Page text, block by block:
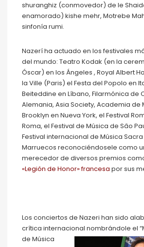
shuranghiz (conmovedor) de le
enamorado) kishe mehr, Motrebe
sinfonía rumi.
Nazerí ha actuado en los festivales
del mundo: Teatro Kodak (en la
Óscar) en los Ángeles , Royal Albert
la Ville (Paris) el Festa del Popolo en
Beiteddine en Líbano, Filarmónica de
Alemania, Asia Society, Academia de
Brooklyn en Nueva York, el Festival
Roma, el Festival de Música de Sâo
Festival internacional de Música Sacra
Marruecos reconociéndosele como
merecedor de diversos premios
«Legión de Honor» francesa por sus
Los conciertos de Nazeri han sido
crítica internacional nombrándole el
de Música